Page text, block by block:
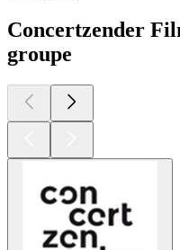
Concertzender
groupe